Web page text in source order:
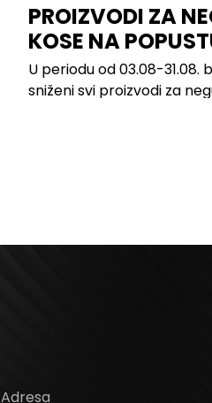
PROIZVODI ZA
KOSE NA
LILLY
U periodu od 03.08-31.08.
sniženi svi proizvodi za
Adresa